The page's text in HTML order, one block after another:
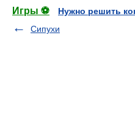
Игры ⚽
Нужно решить
Сипухи